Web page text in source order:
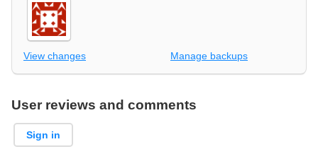
View changes Manage backups
User reviews and comments
Sign in